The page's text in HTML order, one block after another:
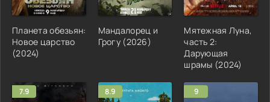
Планета обезьян:
Новое царство
(2024)
Мандалорец и
Грогу (2026)
Мятежная Луна,
часть 2:
Дарующая
шрамы (2024)
7.9 8.9 9